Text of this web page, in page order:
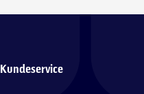
Kundeservice